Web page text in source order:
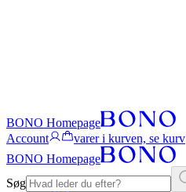
BONO Homepage
Account
varer i kurven, se kurv
BONO Homepage
Søg